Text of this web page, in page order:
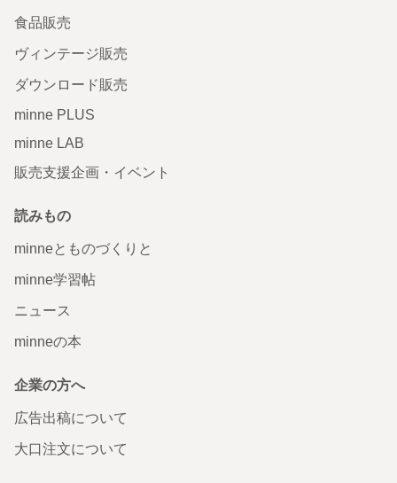
食品販売
ヴィンテージ販売
ダウンロード販売
minne PLUS
minne LAB
販売支援企画・イベント
読みもの
minneとものづくりと
minne学習帖
ニュース
minneの本
企業の方へ
広告出稿について
大口注文について